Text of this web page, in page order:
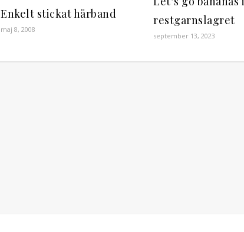
Enkelt stickat hårband
maj 8, 2008
restgarnslagret
september 13, 2023